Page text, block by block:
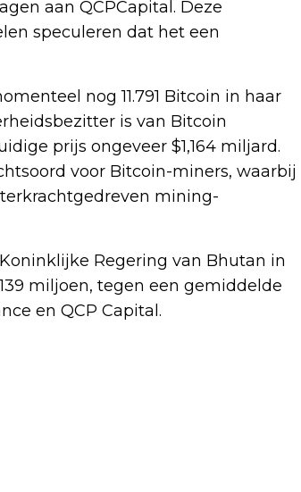
aan QCPCapital. Deze
speculeren dat het een
nog 11.791 Bitcoin in haar
is van Bitcoin
prijs ongeveer $1,164 miljard.
voor Bitcoin-miners, waarbij
mining-
Regering van Bhutan in
miljoen, tegen een gemiddelde
en QCP Capital.